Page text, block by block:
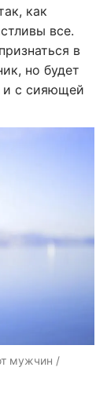
как
все.
в
но будет
и с сияющей
мужчин /